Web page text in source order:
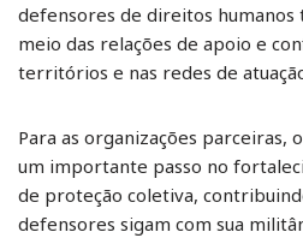
defensores de direitos
meio das relações de apoio e
territórios e nas redes de
Para as organizações parceiras,
um importante passo no
de proteção coletiva,
defensores sigam com sua